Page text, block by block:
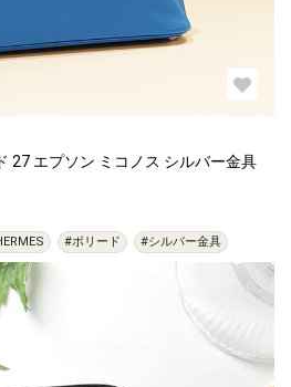
27 エプソン ミコノス シルバー金具
#ボリード #シルバー金具